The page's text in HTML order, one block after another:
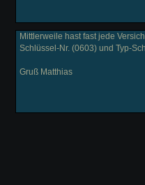
Mittlerweile hast fast jede
Schlüssel-Nr. (0603) und Typ-
Gruß Matthias